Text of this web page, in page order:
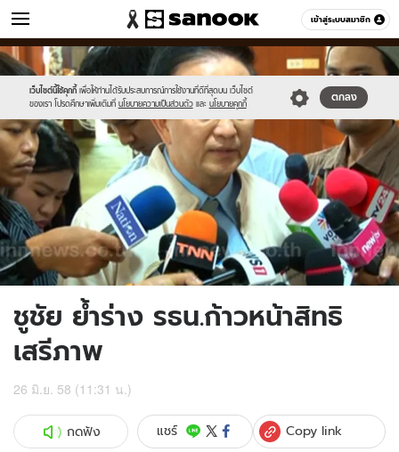
เข้าสู่ระบบสมาชิก
ข่าว หมวดอื่นๆ
เว็บไซต์นี้ใช้คุกกี้ เพื่อให้ท่านได้รับประสบการณ์การใช้งานที่ดีที่สุดบน เว็บไซต์
ของเรา โปรดศึกษาเพิ่มเติมที่ นโยบายความเป็นส่วนตัว และ นโยบายคุกกี้
ตกลง
Sanook
//s.isanook.com/sr/0/images/logo-
new-
sanook.png
600
60
//s.isanook.com/ns/0/ud/363/1819043/627612-
01.jpg
ชูชัย ย้ำร่าง รธน.ก้าวหน้าสิทธิ
เสรีภาพ
26 มิ.ย. 58 (11:31 น.)
กดฟัง แชร์ Copy link